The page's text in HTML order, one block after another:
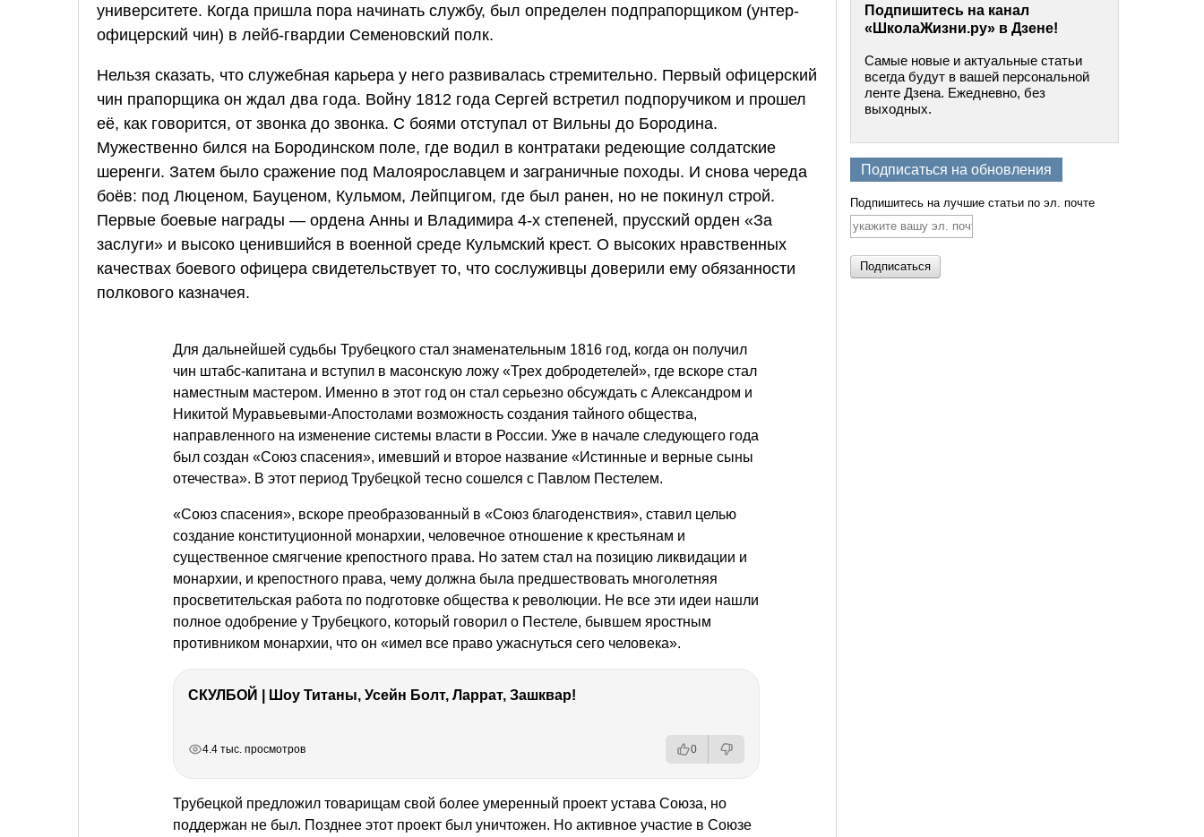
университете. Когда пришла пора начинать службу, был определен подпрапорщиком (унтер-
офицерский чин) в лейб-гвардии Семеновский полк.
Нельзя сказать, что служебная карьера у него развивалась стремительно. Первый офицерский
чин прапорщика он ждал два года. Войну 1812 года Сергей встретил подпоручиком и прошел
её, как говорится, от звонка до звонка. С боями отступал от Вильны до Бородина.
Мужественно бился на Бородинском поле, где водил в контратаки редеющие солдатские
шеренги. Затем было сражение под Малоярославцем и заграничные походы. И снова череда
боёв: под Люценом, Бауценом, Кульмом, Лейпцигом, где был ранен, но не покинул строй.
Первые боевые награды — ордена Анны и Владимира 4-х степеней, прусский орден «За
заслуги» и высоко ценившийся в военной среде Кульмский крест. О высоких нравственных
качествах боевого офицера свидетельствует то, что сослуживцы доверили ему обязанности
полкового казначея.
Для дальнейшей судьбы Трубецкого стал знаменательным 1816 год, когда он получил
чин штабс-капитана и вступил в масонскую ложу «Трех добродетелей», где вскоре стал
наместным мастером. Именно в этот год он стал серьезно обсуждать с Александром и
Никитой Муравьевыми-Апостолами возможность создания тайного общества,
направленного на изменение системы власти в России. Уже в начале следующего года
был создан «Союз спасения», имевший и второе название «Истинные и верные сыны
отечества». В этот период Трубецкой тесно сошелся с Павлом Пестелем.
«Союз спасения», вскоре преобразованный в «Союз благоденствия», ставил целью
создание конституционной монархии, человечное отношение к крестьянам и
существенное смягчение крепостного права. Но затем стал на позицию ликвидации и
монархии, и крепостного права, чему должна была предшествовать многолетняя
просветительская работа по подготовке общества к революции. Не все эти идеи нашли
полное одобрение у Трубецкого, который говорил о Пестеле, бывшем яростным
противником монархии, что он «имел все право ужаснуться сего человека».
СКУЛБОЙ | Шоу Титаны, Усейн Болт, Ларрат, Зашквар!
4.4 тыс. просмотров 0
Трубецкой предложил товарищам свой более умеренный проект устава Союза, но
поддержан не был. Позднее этот проект был уничтожен. Но активное участие в Союзе
Подпишитесь на канал
«ШколаЖизни.ру» в Дзене!
Самые новые и актуальные статьи
всегда будут в вашей персональной
ленте Дзена. Ежедневно, без
выходных.
Подписаться на обновления
Подпишитесь на лучшие статьи по эл. почте